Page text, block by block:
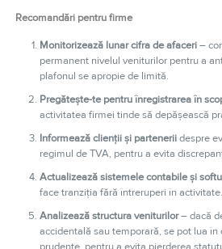
Recomandări pentru firme
Monitorizează lunar cifra de afaceri–
permanent nivelul veniturilor pentru a
plafonul se apropie de limită.
Pregătește-te pentru înregistrarea în
activitatea firmei tinde să depășească
Informează clienții și parteneriidespre
regimul de TVA, pentru a evita
Actualizează sistemele contabile și
face tranziția fără întreruperi în activitate.
Analizează structura veniturilor– dacă
accidentală sau temporară, se pot lua